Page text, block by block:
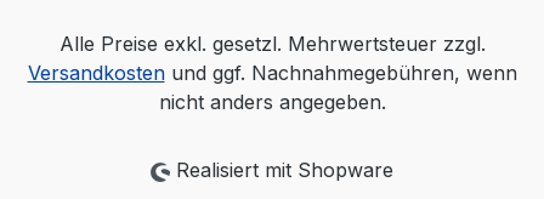
Alle Preise exkl. gesetzl. Mehrwertsteuer zzgl.
Versandkostenund ggf. Nachnahmegebühren, wenn
nicht anders angegeben.
Realisiert mit Shopware